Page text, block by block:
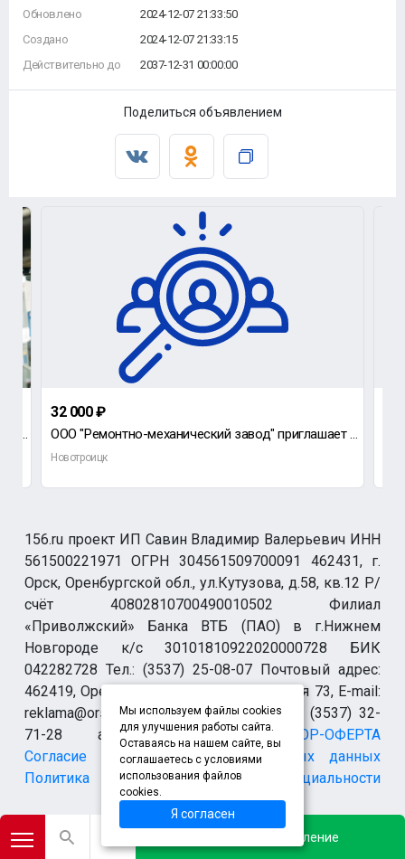
Обновлено
Создано
Действительно до
2024-12-07 21:33:50
2024-12-07 21:33:15
2037-12-31 00:00:00
Поделиться объявлением
Компания АНСЕР, примет на работу автослесаря по ремонту грузовых автомобилей (МОЖНО БЕЗ ОПЫТА, ВСЕМУ
32 000 ₽
ООО "Ремонтно-механический завод" приглашает на работу уборщика служебных помещений на неп
Новотроицк
Добавить объявление
156.ru проект ИП Савин Владимир Валерьевич ИНН
561500221971 ОГРН 304561509700091 462431, г.
Орск, Оренбургской обл., ул.Кутузова, д.58, кв.12 Р/
счёт 40802810700490010502 Филиал
«Приволжский» Банка ВТБ (ПАО) в г.Нижнем
Новгороде к/с 30101810922020000728 БИК
042282728 Тел.: (3537) 25-08-07 Почтовый адрес:
462419, Оренбургская обл., г. Орск-19 а/я 73, E-mail:
reklama@orsk.ru ТЕЛЕФОН МОДЕРАЦИИ (3537) 32-
71-28 allsupport@orsk.ruДОГОВОР-ОФЕРТА
Согласие на обработку персональных данных
Политика конфиденциальности
*Instagram (запрещен на территории Российской Федерации)
Мы используем файлы cookies
для улучшения работы сайта.
Оставаясь на нашем сайте, вы
соглашаетесь с условиями
использования файлов
cookies.
Я согласен